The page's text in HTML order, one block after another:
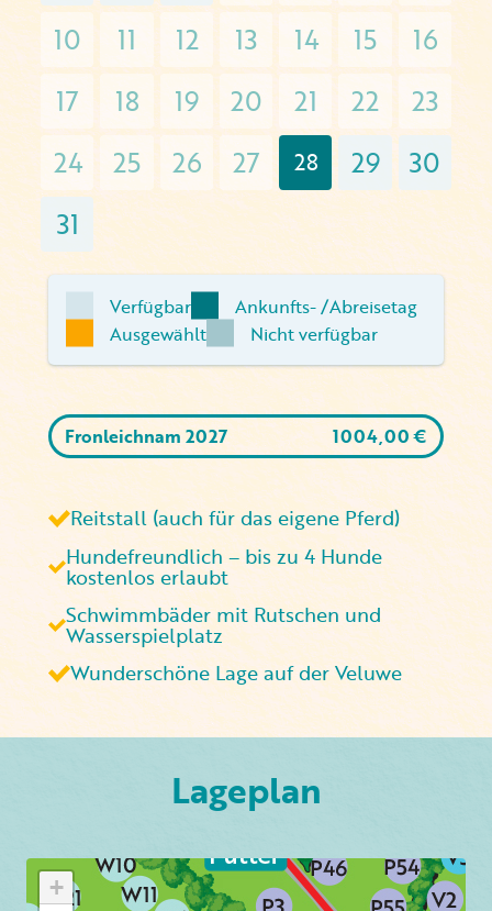
10
11 12 13 14 15
16
17
18 19 20 21 22
23
24
25 26 27 28 29
30
31
Verfügbar
Ankunfts- /Abreisetag
Ausgewählt
Nicht verfügbar
Fronleichnam 2027 €
1004,00
Reitstall (auch für das eigene Pferd)
Hundefreundlich – bis zu 4 Hunde
kostenlos erlaubt
Schwimmbäder mit Rutschen und
Wasserspielplatz
Wunderschöne Lage auf der Veluwe
Lageplan
+